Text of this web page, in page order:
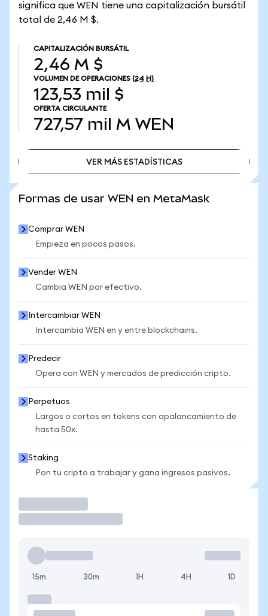
significa que WEN tiene una capitalización bursátil
total de 2,46 M $.
CAPITALIZACIÓN BURSÁTIL
2,46 M $
VOLUMEN DE OPERACIONES (24 H)
123,53 mil $
OFERTA CIRCULANTE
727,57 mil M WEN
VER MÁS ESTADÍSTICAS
Formas de usar WEN en MetaMask
Comprar WEN
Empieza en pocos pasos.
Vender WEN
Cambia WEN por efectivo.
Intercambiar WEN
Intercambia WEN en y entre blockchains.
Predecir
Opera con WEN y mercados de predicción cripto.
Perpetuos
Largos o cortos en tokens con apalancamiento de
hasta 50x.
Staking
Pon tu cripto a trabajar y gana ingresos pasivos.
15m 30m 1H 4H 1D